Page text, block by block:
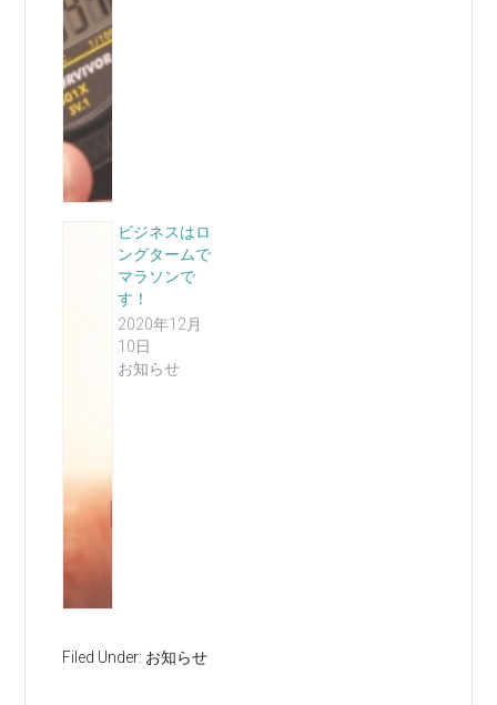
ビジネスはロ
ングタームで
マラソンで
す！
2020年12月
10日
お知らせ
Filed Under: お知らせ